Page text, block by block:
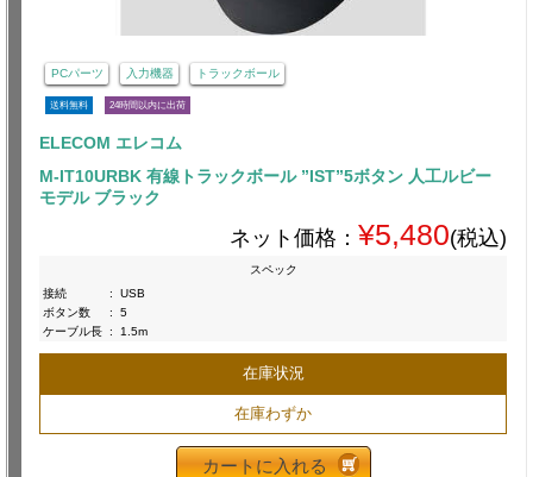
PCパーツ 入力機器 トラックボール
送料無料 24時間以内に出荷
ELECOM エレコム
M-IT10URBK 有線トラックボール ”IST”5ボタン 人工ルビー
モデル ブラック
ネット価格： ¥5,480(税込)
スペック
接続
:
USB
ボタン数
:
5
ケーブル長 : 1.5m
在庫状況
在庫わずか
カートに入れる